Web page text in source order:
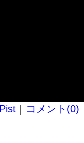
Pist コメント(0)